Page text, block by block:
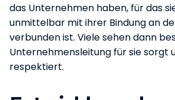
das Unternehmen haben, für das
unmittelbar mit ihrer Bindung an
verbunden ist. Viele sehen dann
Unternehmensleitung für sie sorgt
respektiert.